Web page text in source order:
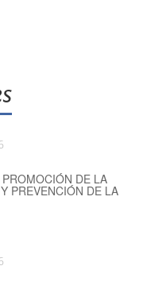
DE LA
PREVENCIÓN DE LA